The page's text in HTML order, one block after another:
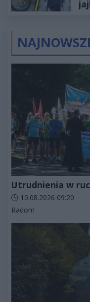
Utrudnienia w
Data dodania artykułu:
10.08.2026 09:20
Kategorie artykułu:
Radom